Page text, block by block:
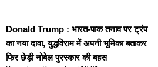
Donald Trump : भारत-पाक तनाव पर ट्रंप
का नया दावा, युद्धविराम में अपनी भूमिका बताकर
फिर छेड़ी नोबेल पुरस्कार की बहस